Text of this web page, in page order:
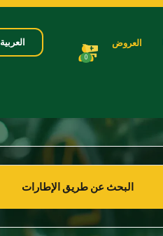
العروض
0
العربية
البحث عن طريق الإطارات